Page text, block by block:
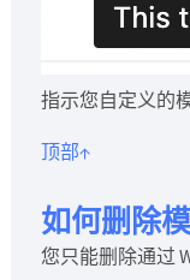
指示您自定义的
顶部↑
如何删除
您只能删除通过